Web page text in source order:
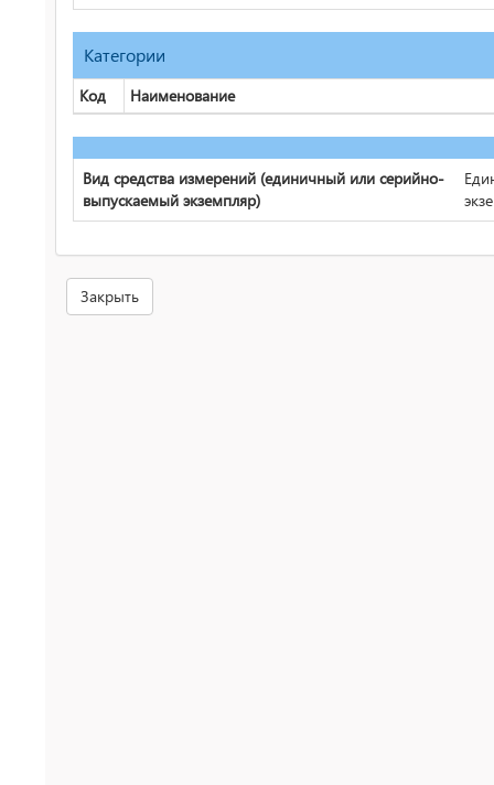
Категории
Код Наименование
Вид средства измерений (единичный или серийно-
выпускаемый экземпляр)
Закрыть